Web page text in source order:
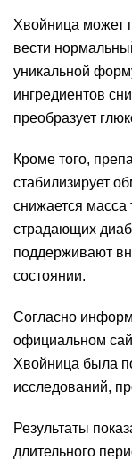
Хвойница может
вести
уникальной
ингредиентов
преобразует
Кроме того,
стабилизирует
снижается
страдающих
поддерживают
состоянии.
Согласно
официальном
Хвойница была
исследований,
Результаты
длительного